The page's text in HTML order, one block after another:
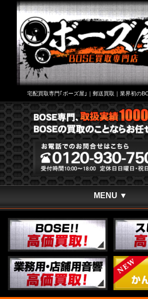
宅配買取専門｢ボーズ屋｣｜郵送買取｜業界初の
MENU ▼